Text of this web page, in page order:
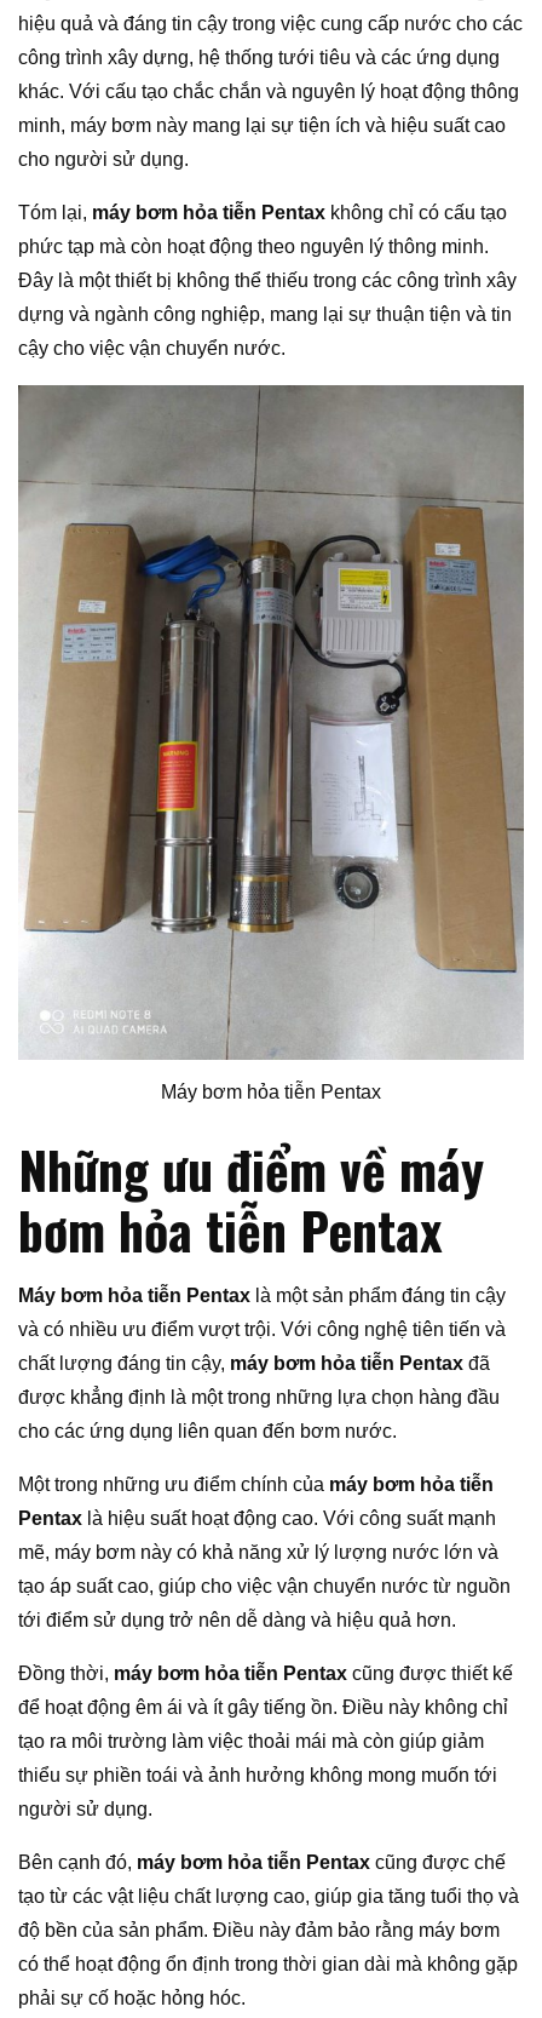
hiệu quả và đáng tin cậy trong việc cung cấp nước cho các
công trình xây dựng, hệ thống tưới tiêu và các ứng dụng
khác. Với cấu tạo chắc chắn và nguyên lý hoạt động thông
minh, máy bơm này mang lại sự tiện ích và hiệu suất cao
cho người sử dụng.
Tóm lại, máy bơm hỏa tiễn Pentax không chỉ có cấu tạo
phức tạp mà còn hoạt động theo nguyên lý thông minh.
Đây là một thiết bị không thể thiếu trong các công trình xây
dựng và ngành công nghiệp, mang lại sự thuận tiện và tin
cậy cho việc vận chuyển nước.
Máy bơm hỏa tiễn Pentax
Những ưu điểm về máy
bơm hỏa tiễn Pentax
Máy bơm hỏa tiễn Pentax là một sản phẩm đáng tin cậy
và có nhiều ưu điểm vượt trội. Với công nghệ tiên tiến và
chất lượng đáng tin cậy, máy bơm hỏa tiễn Pentax đã
được khẳng định là một trong những lựa chọn hàng đầu
cho các ứng dụng liên quan đến bơm nước.
Một trong những ưu điểm chính của máy bơm hỏa tiễn
Pentax là hiệu suất hoạt động cao. Với công suất mạnh
mẽ, máy bơm này có khả năng xử lý lượng nước lớn và
tạo áp suất cao, giúp cho việc vận chuyển nước từ nguồn
tới điểm sử dụng trở nên dễ dàng và hiệu quả hơn.
Đồng thời, máy bơm hỏa tiễn Pentax cũng được thiết kế
để hoạt động êm ái và ít gây tiếng ồn. Điều này không chỉ
tạo ra môi trường làm việc thoải mái mà còn giúp giảm
thiểu sự phiền toái và ảnh hưởng không mong muốn tới
người sử dụng.
Bên cạnh đó, máy bơm hỏa tiễn Pentax cũng được chế
tạo từ các vật liệu chất lượng cao, giúp gia tăng tuổi thọ và
độ bền của sản phẩm. Điều này đảm bảo rằng máy bơm
có thể hoạt động ổn định trong thời gian dài mà không gặp
phải sự cố hoặc hỏng hóc.